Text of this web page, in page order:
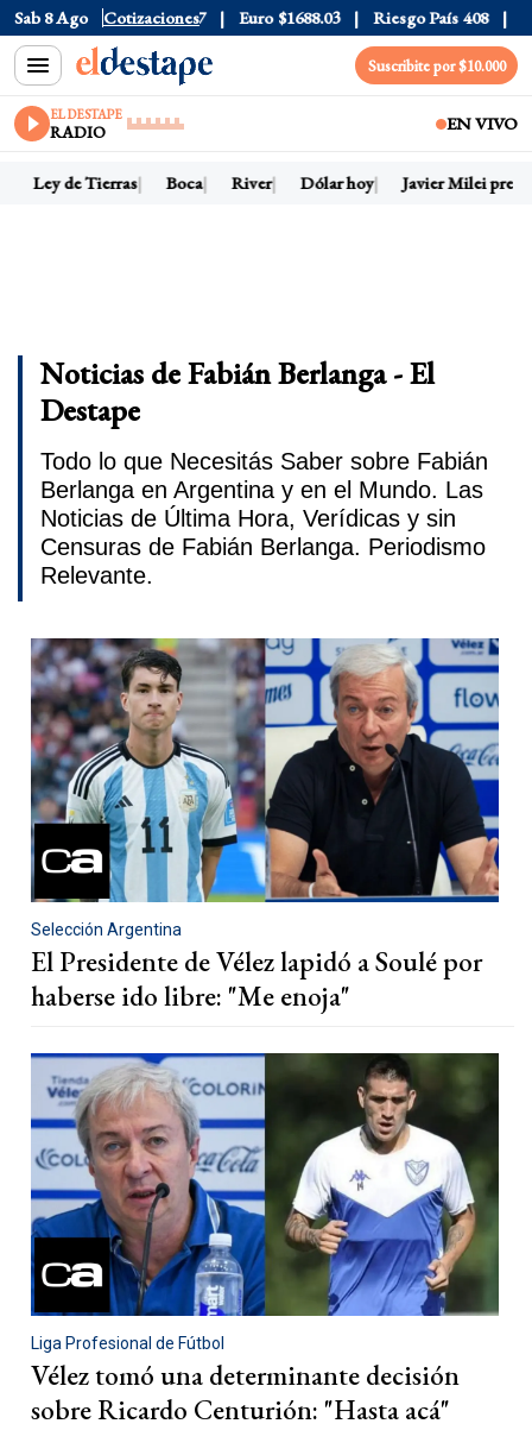
Sab 8 Ago Cotizaciones
Dólar CCL $1580.7 Euro $1688.03 Riesgo País 408
Suscribite por $10.000
EL DESTAPE
RADIO EN VIVO
Ley de Tierras Boca River Dólar hoy Javier Milei
Noticias de Fabián Berlanga - El
Destape
Todo lo que Necesitás Saber sobre Fabián
Berlanga en Argentina y en el Mundo. Las
Noticias de Última Hora, Verídicas y sin
Censuras de Fabián Berlanga. Periodismo
Relevante.
Selección Argentina
El Presidente de Vélez lapidó a Soulé por
haberse ido libre: "Me enoja"
Liga Profesional de Fútbol
Vélez tomó una determinante decisión
sobre Ricardo Centurión: "Hasta acá"